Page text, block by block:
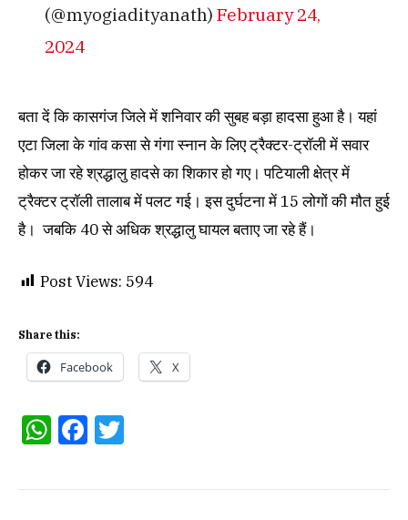
(@myogiadityanath) February 24,
2024
बता दें कि कासगंज जिले में शनिवार की सुबह बड़ा हादसा हुआ है। यहां
एटा जिला के गांव कसा से गंगा स्नान के लिए ट्रैक्टर-ट्रॉली में सवार
होकर जा रहे श्रद्धालु हादसे का शिकार हो गए। पटियाली क्षेत्र में
ट्रैक्टर ट्रॉली तालाब में पलट गई। इस दुर्घटना में 15 लोगों की मौत हुई
है। जबकि 40 से अधिक श्रद्धालु घायल बताए जा रहे हैं।
Post Views: 594
Share this:
Facebook X
WhatsApp
Facebook